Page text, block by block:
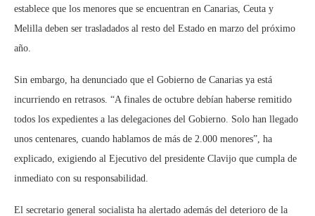
establece que los menores que se encuentran en Canarias, Ceuta y
Melilla deben ser trasladados al resto del Estado en marzo del próximo
año.
Sin embargo, ha denunciado que el Gobierno de Canarias ya está
incurriendo en retrasos. “A finales de octubre debían haberse remitido
todos los expedientes a las delegaciones del Gobierno. Solo han llegado
unos centenares, cuando hablamos de más de 2.000 menores”, ha
explicado, exigiendo al Ejecutivo del presidente Clavijo que cumpla de
inmediato con su responsabilidad.
El secretario general socialista ha alertado además del deterioro de la